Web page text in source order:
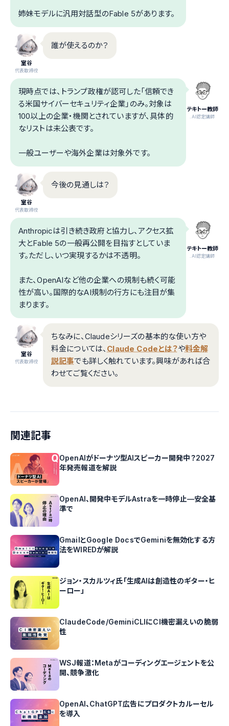
姉妹モデルに汎用対話型のFable 5があります。
室谷
代表取締役
誰が使えるのか？
テキトー教師
.AI認定講師
現時点では、トランプ政権が認可した「信頼でき
る米国サイバーセキュリティ企業」のみ。対象は
100以上の企業・機関とされていますが、具体的
なリストは未公表です。
一般ユーザーや海外企業は対象外です。
室谷
代表取締役
今後の見通しは？
テキトー教師
.AI認定講師
Anthropicは引き続き政府と協力し、アクセス拡
大とFable 5の一般再公開を目指すとしていま
す。ただし、いつ実現するかは不透明。
また、OpenAIなど他の企業への規制も続く可能
性が高い。国際的なAI規制の行方にも注目が集
まります。
室谷
代表取締役
ちなみに、Claudeシリーズの基本的な使い方や
料金については、 Claude Codeとは？や料金解
説記事でも詳しく触れています。興味があれば合
わせてご覧ください。
関連記事
OpenAIがドーナツ型AIスピーカー開発中？2027
年発売報道を解説
OpenAI、開発中モデルAstraを一時停止—安全基
準で
GmailとGoogle DocsでGeminiを無効化する方
法をWIREDが解説
ジョン・スカルツィ氏「生成AIは創造性のギター・ヒ
ーロー」
ClaudeCode/GeminiCLIにCI機密漏えいの脆弱
性
WSJ報道：Metaがコーディングエージェントを公
開、競争激化
OpenAI、ChatGPT広告にプロダクトカルーセル
を導入